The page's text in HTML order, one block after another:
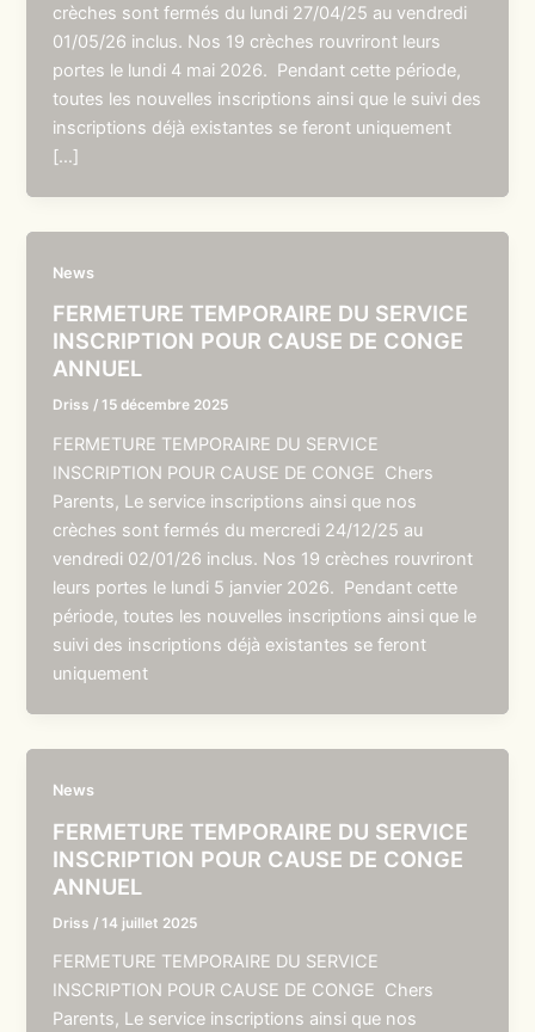
crèches sont fermés du lundi 27/04/25 au vendredi
01/05/26 inclus. Nos 19 crèches rouvriront leurs
portes le lundi 4 mai 2026. Pendant cette période,
toutes les nouvelles inscriptions ainsi que le suivi des
inscriptions déjà existantes se feront uniquement
[…]
News
FERMETURE TEMPORAIRE DU SERVICE
INSCRIPTION POUR CAUSE DE CONGE
ANNUEL
Driss /15 décembre 2025
FERMETURE TEMPORAIRE DU SERVICE
INSCRIPTION POUR CAUSE DE CONGE Chers
Parents, Le service inscriptions ainsi que nos
crèches sont fermés du mercredi 24/12/25 au
vendredi 02/01/26 inclus. Nos 19 crèches rouvriront
leurs portes le lundi 5 janvier 2026. Pendant cette
période, toutes les nouvelles inscriptions ainsi que le
suivi des inscriptions déjà existantes se feront
uniquement
News
FERMETURE TEMPORAIRE DU SERVICE
INSCRIPTION POUR CAUSE DE CONGE
ANNUEL
Driss /14 juillet 2025
FERMETURE TEMPORAIRE DU SERVICE
INSCRIPTION POUR CAUSE DE CONGE Chers
Parents, Le service inscriptions ainsi que nos